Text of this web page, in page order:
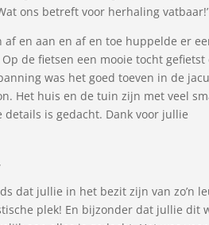
ons betreft voor herhaling vatbaar!’
af en aan en af en toe huppelde er
de fietsen een mooie tocht gefietst
was het goed toeven in de
Het huis en de tuin zijn met veel
is gedacht. Dank voor jullie
dat jullie in het bezit zijn van zo’n
plek! En bijzonder dat jullie dit